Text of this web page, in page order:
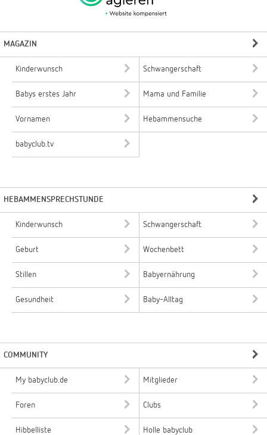
MAGAZIN
Kinderwunsch Schwangerschaft
Babys erstes Jahr Mama und Familie
Vornamen Hebammensuche
babyclub.tv
HEBAMMENSPRECHSTUNDE
Kinderwunsch Schwangerschaft
Geburt Wochenbett
Stillen Babyernährung
Gesundheit Baby-Alltag
COMMUNITY
My babyclub.de Mitglieder
Foren Clubs
Hibbelliste Holle babyclub